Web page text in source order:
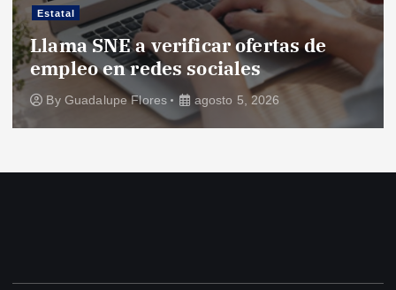
Estatal
Llama SNE a verificar ofertas de
empleo en redes sociales
By Guadalupe Flores agosto 5, 2026